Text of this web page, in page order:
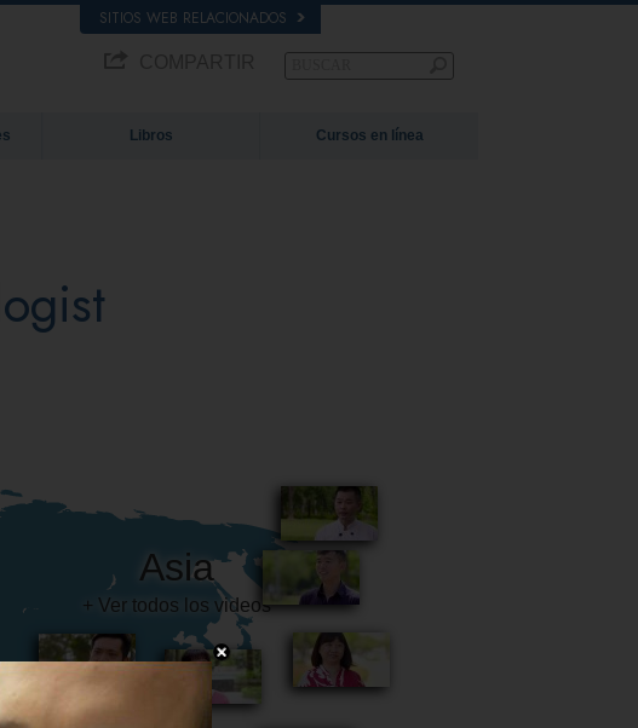
SITIOS WEB RELACIONADOS
Libros Cursos en línea